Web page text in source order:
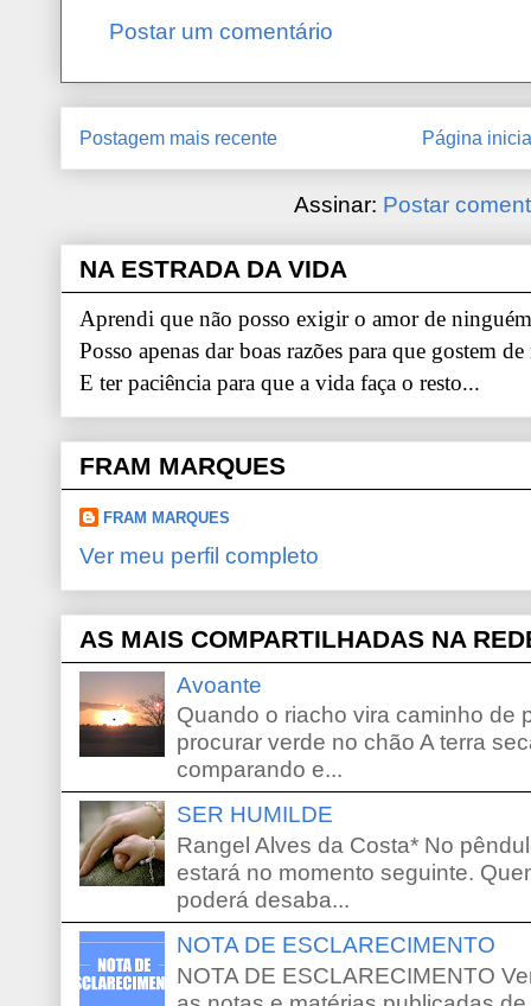
Postar um comentário
Postagem mais recente Página
Assinar: Postar
NA ESTRADA DA VIDA
Aprendi que não posso exigir o amor de
Posso apenas dar boas razões para que gostem
E ter paciência para que a vida faça o resto...
FRAM MARQUES
FRAM MARQUES
Ver meu perfil completo
AS MAIS COMPARTILHADAS NA
Avoante
Quando o riacho vira caminho de
procurar verde no chão A terra
comparando e...
SER HUMILDE
Rangel Alves da Costa* No
estará no momento seguinte.
poderá desaba...
NOTA DE ESCLARECIMENTO
NOTA DE ESCLARECIMENTO